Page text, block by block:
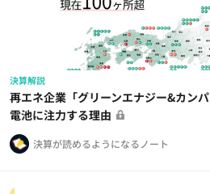
決算解説
再エネ企業「グリーンエナジー&カン
電池に注力する理由
決算が読めるようになるノート